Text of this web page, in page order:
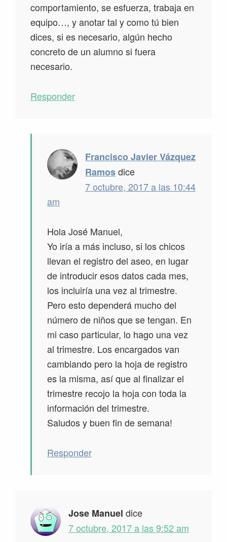
comportamiento, se esfuerza, trabaja en
equipo…, y anotar tal y como tú bien
dices, si es necesario, algún hecho
concreto de un alumno si fuera
necesario.
Responder
Francisco Javier Vázquez
Ramosdice
7 octubre, 2017 a las 10:44
am
Hola José Manuel,
Yo iría a más incluso, si los chicos
llevan el registro del aseo, en lugar
de introducir esos datos cada mes,
los incluiría una vez al trimestre.
Pero esto dependerá mucho del
número de niños que se tengan. En
mi caso particular, lo hago una vez
al trimestre. Los encargados van
cambiando pero la hoja de registro
es la misma, así que al finalizar el
trimestre recojo la hoja con toda la
información del trimestre.
Saludos y buen fin de semana!
Responder
Jose Manuel dice
7 octubre, 2017 a las 9:52 am